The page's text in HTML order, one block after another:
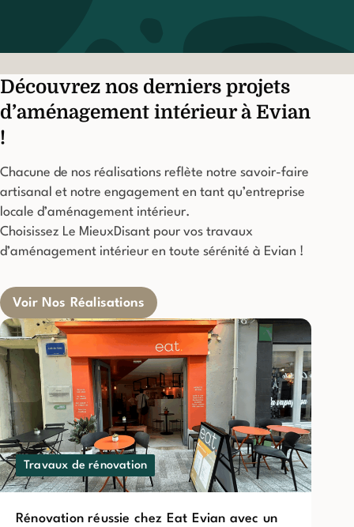
Découvrez nos derniers projets
d’aménagement intérieur à Evian
!
Chacune de nos réalisations reflète notre savoir-faire
artisanal et notre engagement en tant qu’entreprise
locale d’aménagement intérieur.
Choisissez Le MieuxDisant pour vos travaux
d’aménagement intérieur en toute sérénité à Evian !
Voir Nos Réalisations
Travaux de rénovation
Rénovation réussie chez Eat Evian avec un